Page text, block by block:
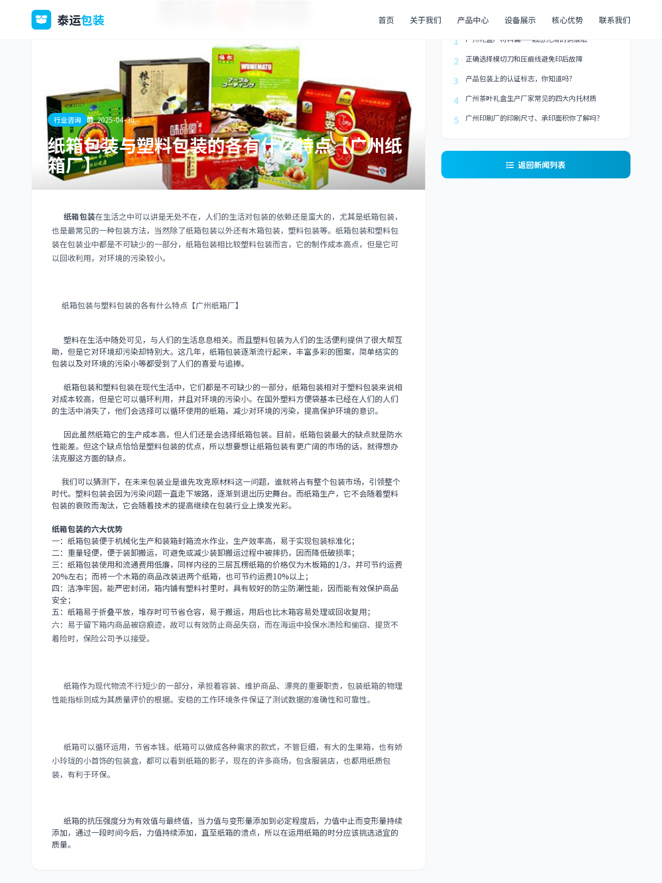
泰运包装 首页 关于我们 产品中心 设备展示 核心优势 联系我们
行业咨询 2025-04-30
纸箱包装与塑料包装的各有什么特点【广州纸
箱厂】
纸箱包装在生活之中可以讲是无处不在，人们的生活对包装的依赖还是蛮大的，尤其是纸箱包装，
也是最常见的一种包装方法，当然除了纸箱包装以外还有木箱包装，塑料包装等。纸箱包装和塑料包
装在包装业中都是不可缺少的一部分，纸箱包装相比较塑料包装而言，它的制作成本高点，但是它可
以回收利用，对环境的污染较小。
纸箱包装与塑料包装的各有什么特点【广州纸箱厂】
塑料在生活中随处可见，与人们的生活息息相关。而且塑料包装为人们的生活便利提供了很大帮互
助，但是它对环境却污染却特别大。这几年，纸箱包装逐渐流行起来，丰富多彩的图案，简单结实的
包装以及对环境的污染小等都受到了人们的喜爱与追捧。
纸箱包装和塑料包装在现代生活中，它们都是不可缺少的一部分，纸箱包装相对于塑料包装来说相
对成本较高，但是它可以循环利用，并且对环境的污染小。在国外塑料方便袋基本已经在人们的人们
的生活中消失了，他们会选择可以循环使用的纸箱，减少对环境的污染，提高保护环境的意识。
因此虽然纸箱它的生产成本高，但人们还是会选择纸箱包装。目前，纸箱包装最大的缺点就是防水
性能差。但这个缺点恰恰是塑料包装的优点，所以想要想让纸箱包装有更广阔的市场的话，就得想办
法克服这方面的缺点。
我们可以猜测下，在未来包装业是谁先攻克原材料这一问题，谁就将占有整个包装市场，引领整个
时代。塑料包装会因为污染问题一直走下坡路，逐渐到退出历史舞台。而纸箱生产，它不会随着塑料
包装的衰败而淘汰，它会随着技术的提高继续在包装行业上焕发光彩。
纸箱包装的六大优势
一：纸箱包装便于机械化生产和装箱封箱流水作业，生产效率高，易于实现包装标准化；
二：重量轻便，便于装卸搬运，可避免或减少装卸搬运过程中被摔扔，因而降低破损率；
三：纸箱包装使用和流通费用低廉，同样内径的三层瓦楞纸箱的价格仅为木板箱的1/3，并可节约运费
20%左右；而将一个木箱的商品改装进两个纸箱，也可节约运费10%以上；
四：洁净牢固，能严密封闭，箱内铺有塑料衬里时，具有较好的防尘防潮性能，因而能有效保护商品
安全；
五：纸箱易于折叠平放，堆存时可节省仓容，易于搬运，用后也比木箱容易处理或回收复用；
六：易于留下箱内商品被窃痕迹，故可以有效防止商品失窃，而在海运中投保水渍险和偷窃、提货不
着险时，保险公司予以接受。
纸箱作为现代物流不行短少的一部分，承担着容装、维护商品、漂亮的重要职责，包装纸箱的物理
性能指标则成为其质量评价的根据。安稳的工作环境条件保证了测试数据的准确性和可靠性。
纸箱可以循环运用，节省本钱。纸箱可以做成各种需求的款式，不管巨细，有大的生果箱，也有娇
小玲珑的小首饰的包装盒，都可以看到纸箱的影子，现在的许多商场，包含服装店，也都用纸质包
装，有利于环保。
纸箱的抗压强度分为有效值与最终值，当力值与变形量添加到必定程度后，力值中止而变形量持续
添加，通过一段时间今后，力值持续添加，直至纸箱的溃点，所以在运用纸箱的时分应该挑选适宜的
质量。
最新
1
广州礼盒厂材料篇——触感光滑的铜版纸
2 正确选择模切刀和压痕线避免印后故障
3 产品包装上的认证标志，你知道吗？
4 广州茶叶礼盒生产厂家常见的四大内托材质
5 广州印刷厂的印刷尺寸、承印面积你了解吗？
返回新闻列表